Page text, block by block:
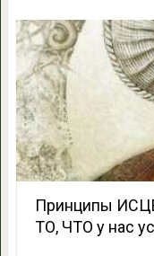
Принципы
ТО, ЧТО у нас